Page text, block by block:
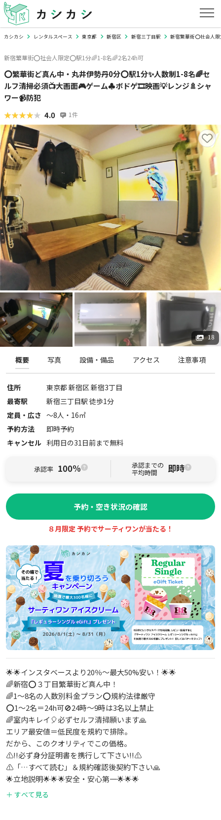
カシカシ レンタルスペース 東京都 新宿区 新宿三丁目駅 新宿繁華街⭕️社会人
新宿繁華街⭕️社会人限定⭕️駅1分🌈1-8名🌈2名24h可
⭕️繁華街ど真ん中・丸井伊勢丹0分⭕️駅1分✨人数制1-8名🌈セ
ルフ清掃必須📺大画面🎮ゲーム♣ボドゲ🎞映画💡レンジ🚿シャ
ワー📹防犯
★★★★★
★★★★★ 4.0 1件
18
概要 写真 設備・備品 アクセス 注意事項
住所 東京都 新宿区新宿3丁目
最寄駅
新宿三丁目駅 徒歩1分
定員・広さ 〜8人・ 16㎡
予約方法
即時予約
キャンセル 利用日の31日前まで無料
承認率 100% 承認までの
平均時間 即時
予約・空き状況の確認
８月限定 予約でサーティワンが当たる！
🌟🌟インスタベースより20％～最大50%安い！🌟🌟
🌈新宿⭕️３丁目繁華街ど真ん中！
🌈1～8名の人数別料金プラン⭕️規約法律厳守
⭕️1～2名＝24h可🚫24時～9時は3名以上禁止
🌈室内キレイ🎈必ずセルフ清掃願います🙏
エリア最安値＝低民度を規約で排除。
だから、このクオリティでこの価格。
⚠️‼️必ず身分証明書を携行して下さい‼️⚠️
⚠️「…すべて読む」＆規約確認後契約下さい🙏
🌟立地説明🌟🌟🌟安全・安心第一🌟🌟🌟
🌟室内目安🌟⬇️必ず利用規約と禁止事項を🌟
＋ すべて見る